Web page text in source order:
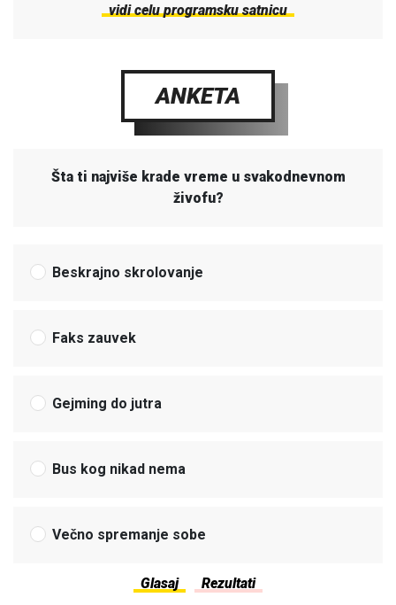
vidi celu programsku satnicu
ANKETA
Šta ti najviše krade vreme u svakodnevnom
živofu?
Beskrajno skrolovanje
Faks zauvek
Gejming do jutra
Bus kog nikad nema
Večno spremanje sobe